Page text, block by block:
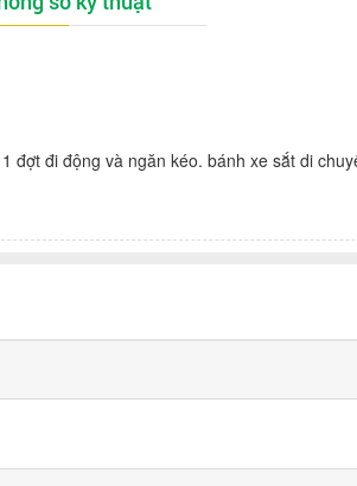
đi động và ngăn kéo. bánh xe sắt di